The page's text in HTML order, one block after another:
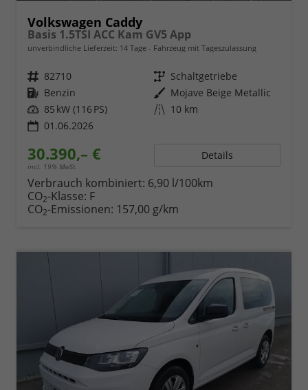
Volkswagen Caddy
Basis 1.5TSI ACC Kam GV5 App
unverbindliche Lieferzeit: 14 Tage Fahrzeug mit Tageszulassung
Fahrzeugnr. 82710 Getriebe Schaltgetriebe
Kraftstoff Benzin Außenfarbe Mojave Beige Metallic
Leistung 85 kW (116 PS) Kilometerstand 10 km
01.06.2026
30.390,– €
incl. 19% MwSt.
Details
Verbrauch kombiniert: 6,90 l/100km
CO2-Klasse: F
CO2-Emissionen: 157,00 g/km